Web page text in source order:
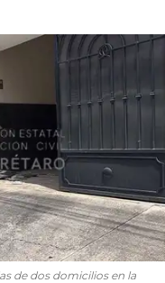
de dos domicilios en la